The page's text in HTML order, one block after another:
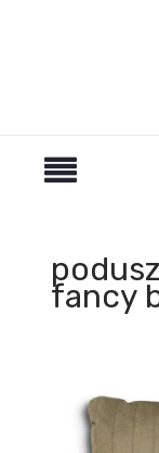
fancy